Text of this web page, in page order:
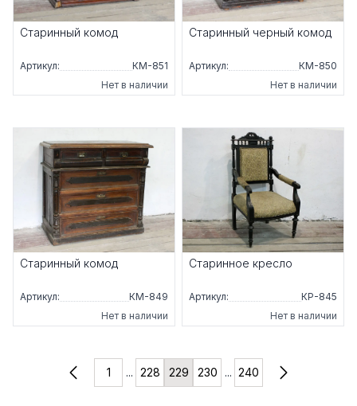
Старинный комод
Артикул:
КМ-851
Нет в наличии
Старинный черный комод
Артикул:
КМ-850
Нет в наличии
Старинный комод
Артикул:
КМ-849
Нет в наличии
Старинное кресло
Артикул:
КР-845
Нет в наличии
1 ... 228 229 230 ... 240